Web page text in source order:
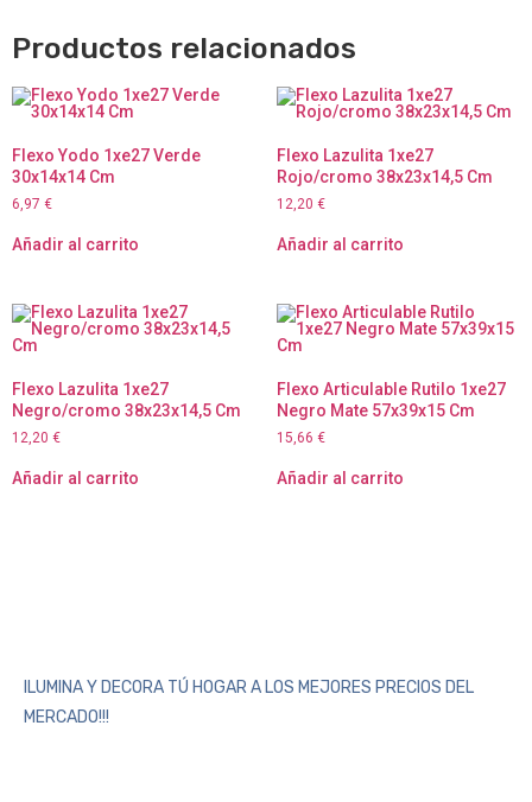
Productos relacionados
Flexo Yodo 1xe27 Verde
30x14x14 Cm
6,97 €
Añadir al carrito
Flexo Lazulita 1xe27
Rojo/cromo 38x23x14,5 Cm
12,20 €
Añadir al carrito
Flexo Lazulita 1xe27
Negro/cromo 38x23x14,5 Cm
12,20 €
Añadir al carrito
Flexo Articulable Rutilo 1xe27
Negro Mate 57x39x15 Cm
15,66 €
Añadir al carrito
ILUMINA Y DECORA TÚ HOGAR A LOS MEJORES PRECIOS DEL
MERCADO!!!